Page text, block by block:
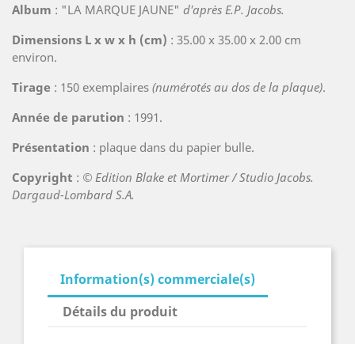
Album : "LA MARQUE JAUNE" d'après E.P. Jacobs.
Dimensions L x w x h (cm) : 35.00 x 35.00 x 2.00 cm
environ.
Tirage : 150 exemplaires (numérotés au dos de la plaque).
Année de parution : 1991.
Présentation : plaque dans du papier bulle.
Copyright : © Edition Blake et Mortimer / Studio Jacobs.
Dargaud-Lombard S.A.
Information(s) commerciale(s)
Détails du produit